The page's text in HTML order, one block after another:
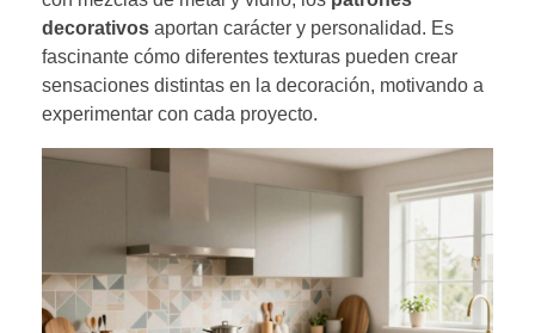
decorativos aportan carácter y personalidad. Es
fascinante cómo diferentes texturas pueden crear
sensaciones distintas en la decoración, motivando a
experimentar con cada proyecto.